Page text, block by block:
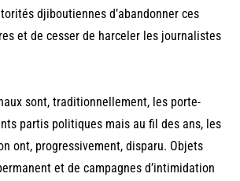
djiboutiennes d’abandonner ces
et de cesser de harceler les journalistes
sont, traditionnellement, les porte-
partis politiques mais au fil des ans, les
ont, progressivement, disparu. Objets
et de campagnes d’intimidation